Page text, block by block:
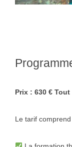
Prix : 630 €
Le tarif comprend